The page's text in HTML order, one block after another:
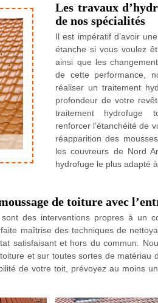
Les travaux
de nos spécialités
Il est impératif d’avoir
étanche si vous voulez
ainsi que les
de cette performance,
réaliser un traitement
profondeur de votre
traitement hydrofuge
renforcer l’étanchéité de
réapparition des
les couvreurs de Nord
hydrofuge le plus adapté
de toiture avec
des interventions propres à un
maîtrise des techniques de
satisfaisant et hors du commun.
et sur toutes sortes de matériau
de votre toit, prévoyez au moins